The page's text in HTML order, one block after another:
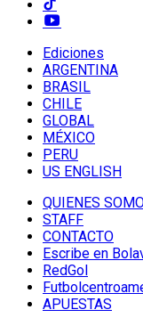
Ediciones
ARGENTINA
BRASIL
CHILE
GLOBAL
MÉXICO
PERU
US ENGLISH
QUIENES
STAFF
CONTACTO
Escribe en
RedGol
APUESTAS